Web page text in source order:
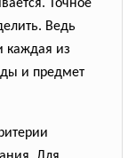
Точное
Ведь
каждая из
и предмет